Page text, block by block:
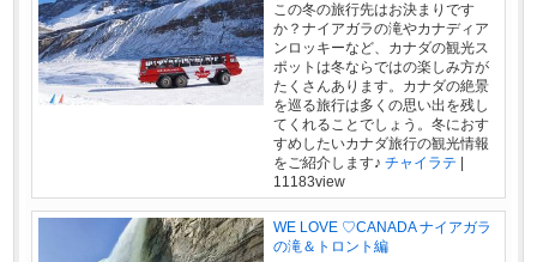
この冬の旅行先はお決まりです
か？ナイアガラの滝やカナディア
ンロッキーなど、カナダの観光ス
ポットは冬ならではの楽しみ方が
たくさんあります。カナダの絶景
を巡る旅行は多くの思い出を残し
てくれることでしょう。冬におす
すめしたいカナダ旅行の観光情報
をご紹介します♪ チャイラテ
11183view
WE LOVE ♡CANADA ナイアガラ
の滝＆トロント編